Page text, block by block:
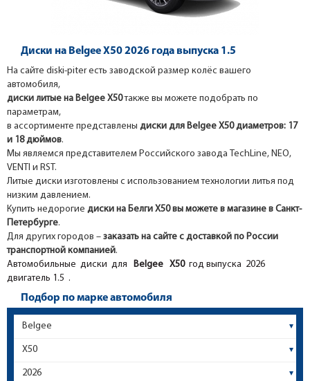
Диски на Belgee X50 2026 года выпуска 1.5
На сайте diski-piter есть заводской размер колёс вашего
автомобиля,
диски литые на Belgee X50также вы можете подобрать по
параметрам,
в ассортименте представлены диски для Belgee X50 диаметров: 17
и 18 дюймов.
Мы являемся представителем Российского завода TechLine, NEO,
VENTI и RST.
Литые диски изготовлены с использованием технологии литья под
низким давлением.
Купить недорогие диски на Белги Х50 вы можете в магазине в Санкт-
Петербурге.
Для других городов – заказать на сайте с доставкой по России
транспортной компанией.
Автомобильные диски для
Belgee X50год выпуска 2026
двигатель 1.5 .
Подбор по марке автомобиля